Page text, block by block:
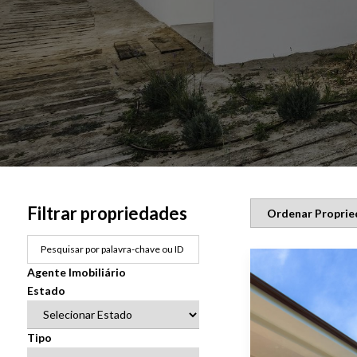
Filtrar propriedades
Agente Imobiliário
Estado
Tipo